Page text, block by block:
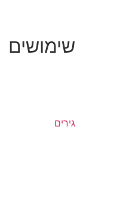
שימושים
גירים